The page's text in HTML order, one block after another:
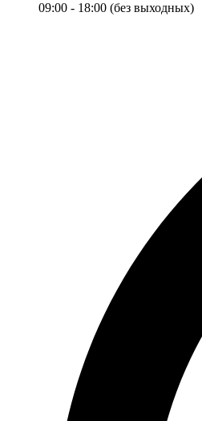
09:00 - 18:00 (без выходных)